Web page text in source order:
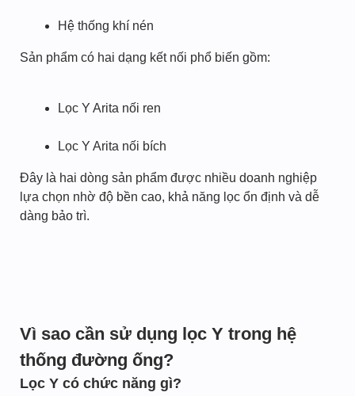
Hệ thống khí nén
Sản phẩm có hai dạng kết nối phổ biến gồm:
Lọc Y Arita nối ren
Lọc Y Arita nối bích
Đây là hai dòng sản phẩm được nhiều doanh nghiệp
lựa chọn nhờ độ bền cao, khả năng lọc ổn định và dễ
dàng bảo trì.
Vì sao cần sử dụng lọc Y trong hệ
thống đường ống?
Lọc Y có chức năng gì?